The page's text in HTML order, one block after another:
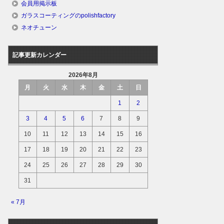
会員用掲示板
ガラスコーティングのpolishfactory
ネオチューン
記事更新カレンダー
2026年8月
月
火 水 木 金 土 日
1 2
3 4 5 6 7 8 9
10 11 12 13 14 15 16
17 18 19 20 21 22 23
24 25 26 27 28 29 30
31
« 7月